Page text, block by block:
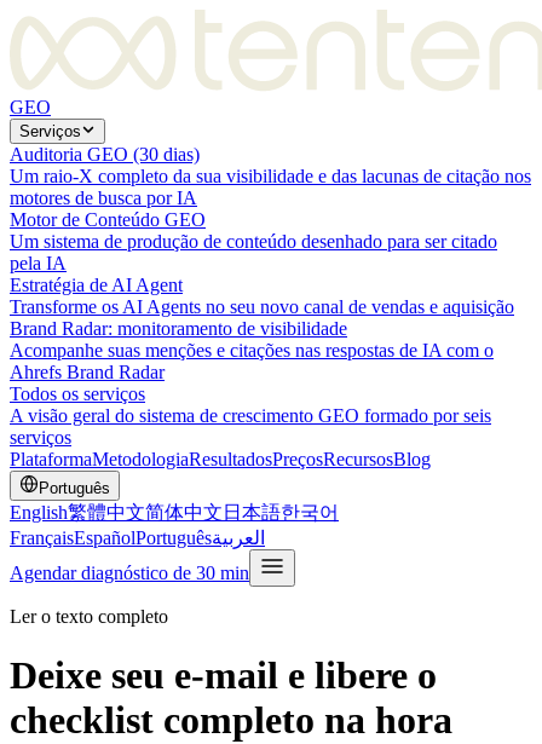
GEO
Serviços
Auditoria GEO (30 dias)
Um raio-X completo da sua visibilidade e das lacunas de citação nos
motores de busca por IA
Motor de Conteúdo GEO
Um sistema de produção de conteúdo desenhado para ser citado
pela IA
Estratégia de AI Agent
Transforme os AI Agents no seu novo canal de vendas e aquisição
Brand Radar: monitoramento de visibilidade
Acompanhe suas menções e citações nas respostas de IA com o
Ahrefs Brand Radar
Todos os serviços
A visão geral do sistema de crescimento GEO formado por seis
serviços
PlataformaMetodologiaResultadosPreçosRecursosBlog
Português
English繁體中文简体中文 日本語한국어
FrançaisEspañolPortuguêsالعربية
Agendar diagnóstico de 30 min
Ler o texto completo
Deixe seu e-mail e libere o
checklist completo na hora